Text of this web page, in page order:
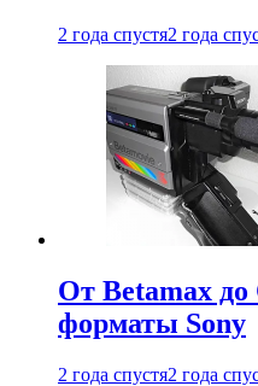
2 года спустя2 года
От Betamax
форматы Sony
2 года спустя2 года